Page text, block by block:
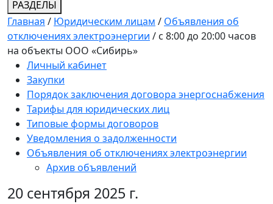
РАЗДЕЛЫ
Главная / Юридическим лицам / Объявления об
отключениях электроэнергии / с 8:00 до 20:00 часов
на объекты ООО «Сибирь»
Личный кабинет
Закупки
Порядок заключения договора энергоснабжения
Тарифы для юридических лиц
Типовые формы договоров
Уведомления о задолженности
Объявления об отключениях электроэнергии
Архив объявлений
20 сентября 2025 г.